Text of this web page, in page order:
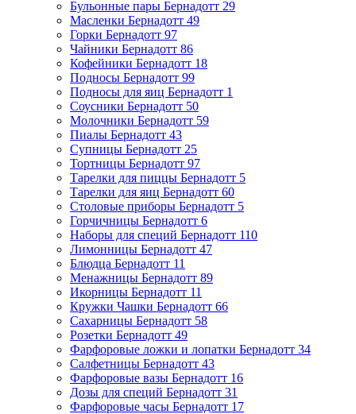
Бульонные пары Бернадотт 29
Масленки Бернадотт 49
Горки Бернадотт 97
Чайники Бернадотт 86
Кофейники Бернадотт 18
Подносы Бернадотт 99
Подносы для яиц Бернадотт 1
Соусники Бернадотт 50
Молочники Бернадотт 59
Пиалы Бернадотт 43
Супницы Бернадотт 25
Тортницы Бернадотт 97
Тарелки для пиццы Бернадотт 5
Тарелки для яиц Бернадотт 60
Столовые приборы Бернадотт 5
Горчичницы Бернадотт 6
Наборы для специй Бернадотт 110
Лимонницы Бернадотт 47
Блюдца Бернадотт 11
Менажницы Бернадотт 89
Икорницы Бернадотт 11
Кружки Чашки Бернадотт 66
Сахарницы Бернадотт 58
Розетки Бернадотт 49
Фарфоровые ложки и лопатки Бернадотт 34
Салфетницы Бернадотт 43
Фарфоровые вазы Бернадотт 16
Дозы для специй Бернадотт 31
Фарфоровые часы Бернадотт 17